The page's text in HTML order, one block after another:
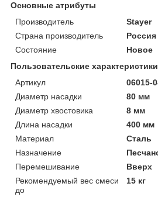
Основные атрибуты
Производитель
Stayer
Страна производитель
Россия
Состояние
Новое
Пользовательские характеристики
Артикул
06015-
Диаметр насадки
80 мм
Диаметр хвостовика
8 мм
Длина насадки
400 мм
Материал
Сталь
Назначение
Перемешивание
Вверх
Рекомендуемый вес смеси
до
15 кг